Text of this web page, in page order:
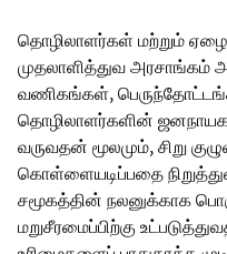
தொழிலாளர்கள் மற்றும்
முதலாளித்துவ அரசாங்கம்
வணிகங்கள்,
தொழிலாளர்களின்
வருவதன் மூலமும், சிறு
கொள்ளையடிப்பதை
சமூகத்தின் நலனுக்காக
மறுசீரமைப்பிற்கு